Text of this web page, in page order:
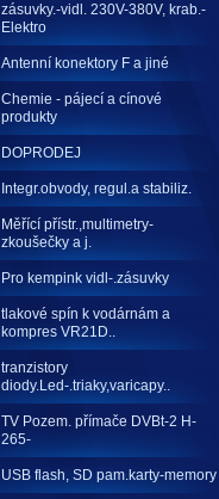
zásuvky.-vidl. 230V-380V, krab.-
Elektro
Antenní konektory F a jiné
Chemie - pájecí a cínové
produkty
DOPRODEJ
Integr.obvody, regul.a stabiliz.
Měřící přístr.,multimetry-
zkoušečky a j.
Pro kempink vidl-.zásuvky
tlakové spín k vodárnám a
kompres VR21D..
tranzistory
diody.Led-.triaky,varicapy..
TV Pozem. přímače DVBt-2 H-
265-
USB flash, SD pam.karty-memory